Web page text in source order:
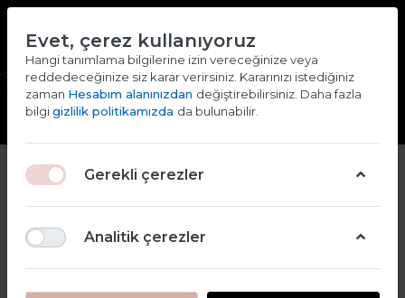
Giriş yap Kaydol
Evet, çerez kullanıyoruz
Hangi tanımlama bilgilerine izin vereceğinize veya
reddedeceğinize siz karar verirsiniz. Kararınızı istediğiniz
zaman Hesabım alanınızdan değiştirebilirsiniz. Daha fazla
bilgigizlilik politikamızda da bulunabilir.
Gerekli çerezler
Analitik çerezler